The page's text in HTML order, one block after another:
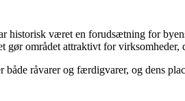
været en forudsætning for
området attraktivt for
råvarer og færdigvarer, og dens